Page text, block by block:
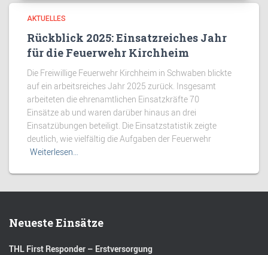
AKTUELLES
Rückblick 2025: Einsatzreiches Jahr
für die Feuerwehr Kirchheim
Die Freiwillige Feuerwehr Kirchheim in Schwaben blickte
auf ein arbeitsreiches Jahr 2025 zurück. Insgesamt
arbeiteten die ehrenamtlichen Einsatzkräfte 70
Einsätze ab und waren darüber hinaus an drei
Einsatzübungen beteiligt. Die Einsatzstatistik zeigte
deutlich, wie vielfältig die Aufgaben der Feuerwehr
Weiterlesen…
Neueste Einsätze
THL First Responder – Erstversorgung